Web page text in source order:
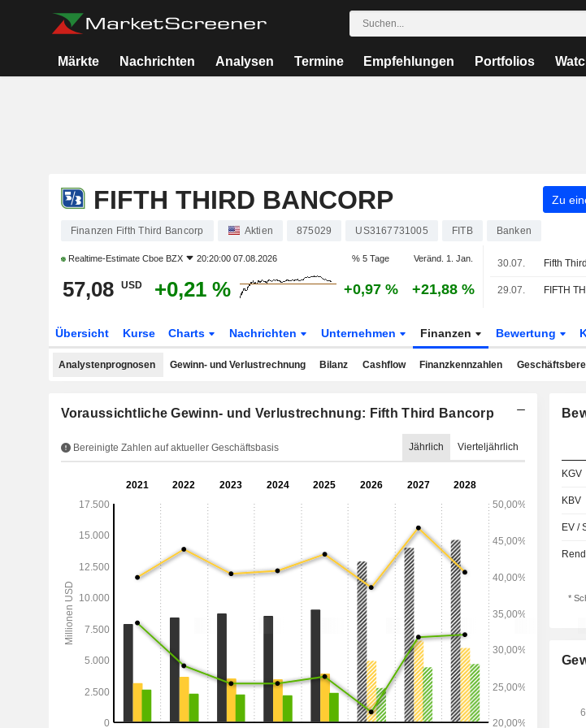
Märkte Nachrichten Analysen Termine Empfehlungen Portfolios
FIFTH THIRD BANCORP Zu
Finanzen Fifth Third Bancorp Aktien 875029 US3167731005 FITB Banken
Realtime-Estimate Cboe BZX 20:20:00 07.08.2026 % 5 Tage Veränd. 1. Jan.
57,08 USD +0,21 % +0,97 % +21,88 %
30.07.
29.07.
Übersicht Kurse Charts Nachrichten Unternehmen Finanzen Bewertung
Analystenprognosen Gewinn- und Verlustrechnung Bilanz Cashflow Finanzkennzahlen
Voraussichtliche Gewinn- und Verlustrechnung: Fifth Third Bancorp
Bereinigte Zahlen auf aktueller Geschäftsbasis Jährlich Vierteljährlich
KGV
KBV
EV /
*